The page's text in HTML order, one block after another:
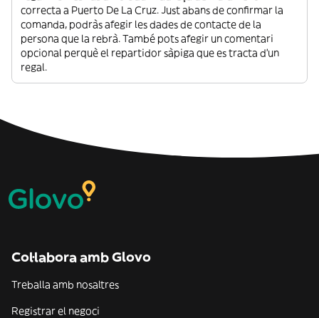
correcta a Puerto De La Cruz. Just abans de confirmar la
comanda, podràs afegir les dades de contacte de la
persona que la rebrà. També pots afegir un comentari
opcional perquè el repartidor sàpiga que es tracta d’un
regal.
Col·labora amb Glovo
Treballa amb nosaltres
Registrar el negoci